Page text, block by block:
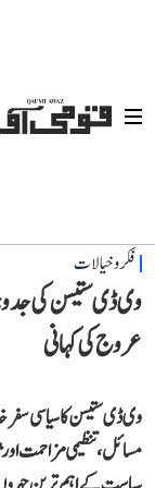
فکر و خیالات
وی ڈی ستیسن کی
عروج کی کہانی
وی ڈی ستیسن کا سیاسی
مسائل، تنظیمی مزاحمت